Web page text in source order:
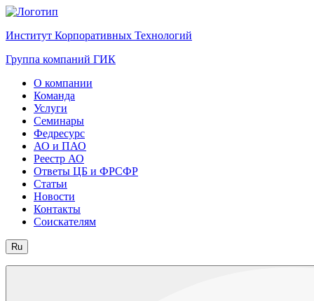
Институт Корпоративных Технологий
Группа компаний ГИК
О компании
Команда
Услуги
Семинары
Федресурс
АО и ПАО
Реестр АО
Ответы ЦБ и ФРСФР
Статьи
Новости
Контакты
Соискателям
Ru